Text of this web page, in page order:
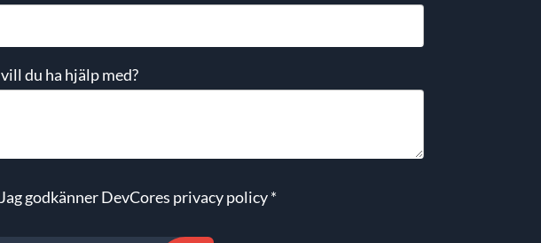
du ha hjälp med?
Jag godkänner DevCores privacy policy*